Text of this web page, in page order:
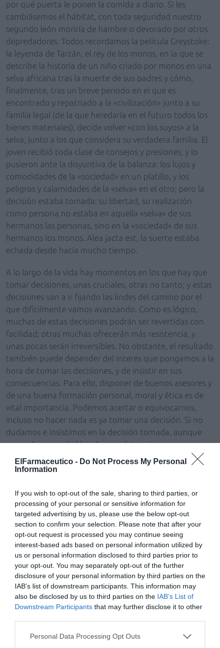
ElFarmaceutico - Do Not Process My Personal
Information
If you wish to opt-out of the sale, sharing to third parties, or
processing of your personal or sensitive information for
targeted advertising by us, please use the below opt-out
section to confirm your selection. Please note that after your
opt-out request is processed you may continue seeing
interest-based ads based on personal information utilized by
us or personal information disclosed to third parties prior to
your opt-out. You may separately opt-out of the further
disclosure of your personal information by third parties on the
IAB’s list of downstream participants. This information may
also be disclosed by us to third parties on the IAB’s List of
Downstream Participants that may further disclose it to other
Personal Data Processing Opt Outs
por qué puerta le ponen la comida a diario. Si les
cambiásemos el hábitat, con toda seguridad nuestro
segundo león moriría de hambre o devorado por otros
depredadores. Todos recordamos la película Greystoke:
la leyenda de Tarzán, el rey de los monos, en la que se
describe la historia de un niño criado por monos en una
selva africana tras la muerte de sus padres y cómo,
finalmente, tras un breve periodo en el que es
encontrado y repatriado a la «civilización» junto a su
familia legal (de la que heredaría en el futuro todos los
bienes materiales), decide volver «con los suyos» a la
selva, junto a los que considera su verdadera familia. El
joven recibió toda clase de consejos y presiones, y lo
pusieron ante la disyuntiva de la balanza: los lujos y
comodidades de la «sociedad» en un platillo, y los
peligros y calamidades de la «selva» en el otro; pero la
decisión estaba tomada: su libertad, su realización
como persona no estaba en aquella «selva» de sus
hermanos las personas, sino en la «sociedad» de sus
hermanos los monos. Alea jacta est, la suerte estaba
echada desde hacía mucho tiempo.
A lo largo de la vida hay momentos en los que hay que
tomar decisiones, unas cruciales, otras no tanto; y estas
decisiones van a ir fijando las lindes del camino por el
que difícilmente vamos avanzando. Como es lógico,
muchas de estas decisiones podrán ser revertidas con
facilidad; otras muchas ofrecerán más resistencia, y
unas pocas serán irreversibles. No obstante, el resultado
también puede depender del interés que pongamos a la
hora de tomar las decisiones, y de insistir en sus
consecuencias. Para ello, disponer de buenos asesores y
de una buena formación personal, moral y ética es de
vital importancia. Podemos acertar o equivocarnos,
incluso no hacer nada es ya tomar una decisión. Si no
dudamos e insistimos en la decisión tomada, aunque
sea no hacer nada (dejarlo pasar), terminaremos
acertando o equivocándonos.
«Querer hacer algo» forma parte del «poder hacerlo».
nuestros asesores o de la presión de las circunstancias,
la libertad de elegir es indelegable, la decisión final será
siempre nuestra porque somos los dueños de nuestra
propia vida, los que decimos «blanco» o «negro», y los
que asumiremos las consecuencias de nuestros actos. Al
protagonista deGreystockele colmaron de
comodidades, regalos, compañía femenina y cariño; le
facilitaron la vida al máximo, en un intento de hacerle
olvidar su «terrible vida anterior» y compensar las
calamidades pasadas; a pesar de ello, él tenía tomada la
cuestión de prioridades y percepciones.